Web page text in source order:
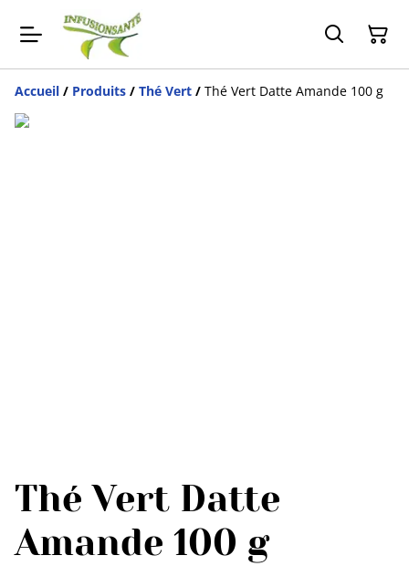
Accueil / Produits / Thé Vert / Thé Vert Datte Amande 100 g
Thé Vert Datte
Amande 100 g